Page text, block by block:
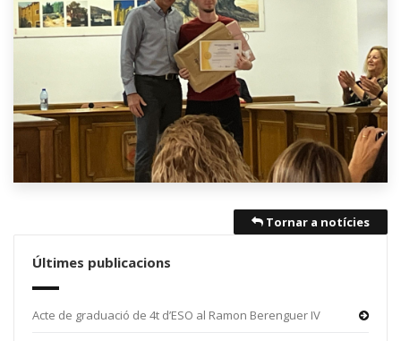
Tornar a notícies
Últimes publicacions
Acte de graduació de 4t d’ESO al Ramon Berenguer IV